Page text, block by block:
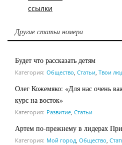
ссылки
Другие статьи номера
Будет что рассказать детям
Категория: Общество, Статьи, Твои
Олег Кожемяко: «Для нас очень
курс на восток»
Категория: Развитие, Статьи
Артем по-прежнему в лидерах
Категория: Мой город, Общество,